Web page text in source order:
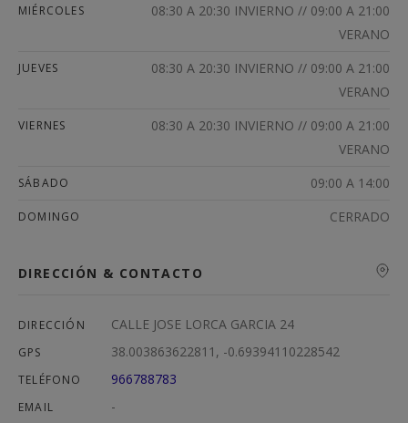
MIÉRCOLES
08:30 A 20:30 INVIERNO // 09:00 A 21:00
VERANO
JUEVES
08:30 A 20:30 INVIERNO // 09:00 A 21:00
VERANO
VIERNES
08:30 A 20:30 INVIERNO // 09:00 A 21:00
VERANO
SÁBADO 09:00 A 14:00
DOMINGO CERRADO
DIRECCIÓN & CONTACTO
DIRECCIÓN CALLE JOSE LORCA GARCIA 24
GPS 38.003863622811, -0.69394110228542
TELÉFONO 966788783
EMAIL -